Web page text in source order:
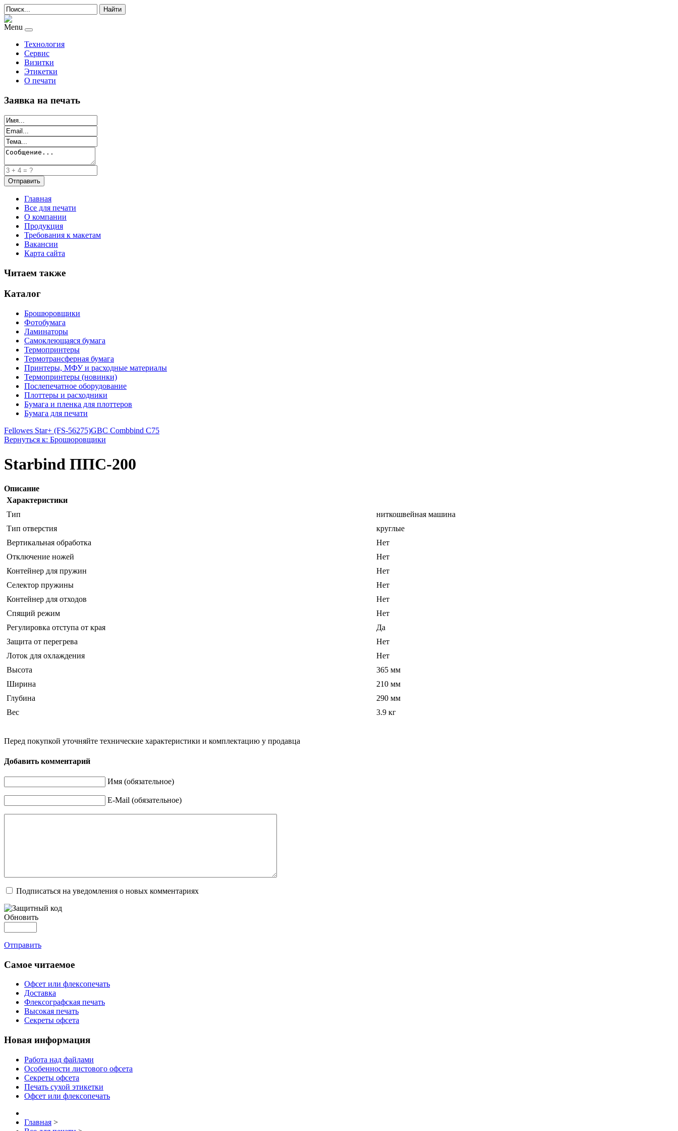
Найти
Menu
Технология
Сервис
Визитки
Этикетки
О печати
Заявка на печать
Главная
Все для печати
О компании
Продукция
Требования к макетам
Вакансии
Карта сайта
Читаем также
Каталог
Брошюровщики
Фотобумага
Ламинаторы
Самоклеющаяся бумага
Термопринтеры
Термотрансферная бумага
Принтеры, МФУ и расходные материалы
Термопринтеры (новинки)
Послепечатное оборудование
Плоттеры и расходники
Бумага и пленка для плоттеров
Бумага для печати
Fellowes Star+ (FS-56275)GBC Combbind C75
Вернуться к: Брошюровщики
Starbind ППС-200
Описание
Характеристики
Тип
ниткошвейная машина
Тип отверстия
круглые
Вертикальная обработка
Нет
Отключение ножей
Нет
Контейнер для пружин
Нет
Селектор пружины
Нет
Контейнер для отходов
Нет
Спящий режим
Нет
Регулировка отступа от края
Да
Защита от перегрева
Нет
Лоток для охлаждения
Нет
Высота
365 мм
Ширина
210 мм
Глубина
290 мм
Вес
3.9 кг
Перед покупкой уточняйте технические характеристики и комплектацию у продавца
Добавить комментарий
Имя (обязательное)
E-Mail (обязательное)
Подписаться на уведомления о новых комментариях
Обновить
Отправить
Самое читаемое
Офсет или флексопечать
Доставка
Флексографская печать
Высокая печать
Секреты офсета
Новая информация
Работа над файлами
Особенности листового офсета
Секреты офсета
Печать сухой этикетки
Офсет или флексопечать
Главная >